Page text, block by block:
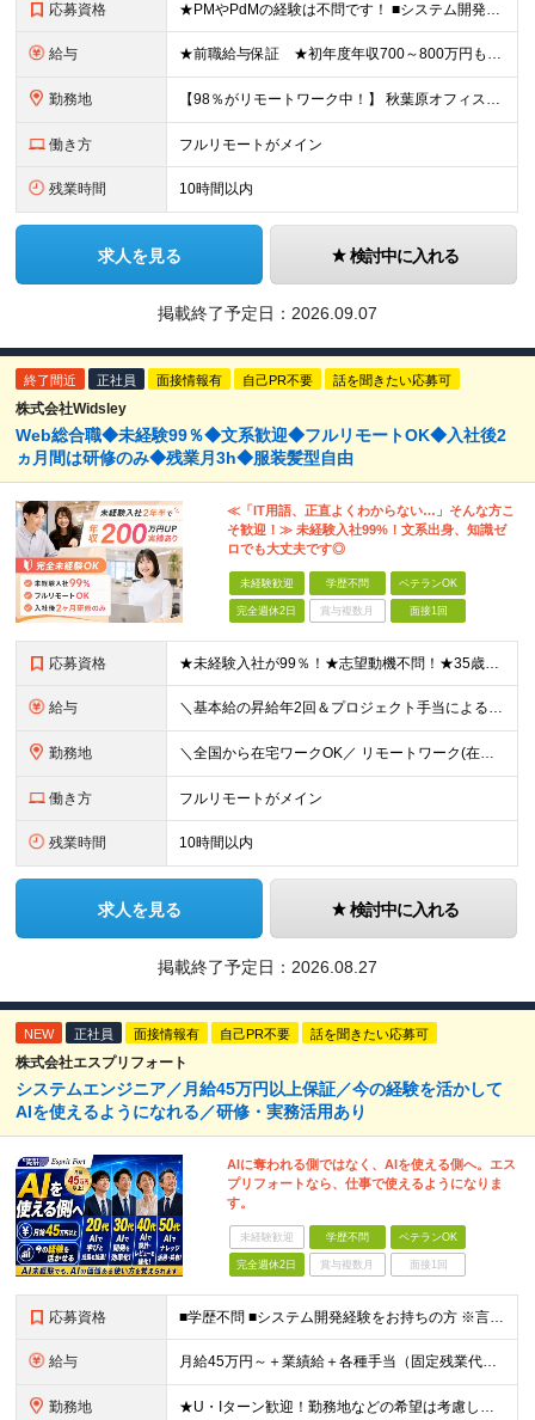
応募資格 ★PMやPdMの経験は不問です！ ■システム開発においてリーダーなどマネジメント経験をお持ちの方 ■学歴不問 ≪こんな方はぜびご応募ください≫ □リーダー経験を活かしてステップアップしたい □管理
給与 ★前職給与保証 ★初年度年収700～800万円も可能 月給50万円～90万円＋賞与年2回＋各種手当 ◎スキルや経験などを考慮。前職から給与アップをお約束します！ ◎上記月給には固定残業代30時間分
勤務地 【98％がリモートワーク中！】 秋葉原オフィス、または福岡オフィス ※転勤はありません ＜本社＞ 東京都台東区台東4-14-7 日警東京ビル5F ＜福岡営業所＞ 福岡県福岡市博多区博多駅前1-2
働き方 フルリモートがメイン
残業時間 10時間以内
求人を見る 検討中に入れる
掲載終了予定日： 2026.09.07
終了間近 正社員 面接情報有 自己PR不要 話を聞きたい応募可
株式会社Widsley
Web総合職◆未経験99％◆文系歓迎◆フルリモートOK◆入社後2
ヵ月間は研修のみ◆残業月3h◆服装髪型自由
≪「IT用語、正直よくわからない…」そんな方こ
そ歓迎！≫ 未経験入社99%！文系出身、知識ゼ
ロでも大丈夫です◎
未経験歓迎 学歴不問 ベテランOK
完全週休2日 賞与複数月 面接1回
応募資格 ★未経験入社が99％！★志望動機不問！★35歳以下（長期キャリア形成のため） ■職種・業界経験不問、第二新卒大歓迎！ ■学歴不問 ≪1つでも当てはまる方にピッタリです≫ ★ChatGPTやAIなど
給与 ＼基本給の昇給年2回＆プロジェクト手当による昇給年12回！！／ 【未経験者の場合】 月給26万円～50万円＋プロジェクト手当＋資格手当 ★スキルや経験を考慮の上、優遇します ★上記給与には固定残業
勤務地 ＼全国から在宅ワークOK／ リモートワーク(在宅勤務)or東京23区、大阪のお客様先での勤務 ★転勤はありません ★希望をもとに配属先を決定します ★リモートワーク率5割強 ★フルリモートの場合は通
働き方 フルリモートがメイン
残業時間 10時間以内
求人を見る 検討中に入れる
掲載終了予定日： 2026.08.27
NEW 正社員 面接情報有 自己PR不要 話を聞きたい応募可
株式会社エスプリフォート
システムエンジニア／月給45万円以上保証／今の経験を活かして
AIを使えるようになれる／研修・実務活用あり
AIに奪われる側ではなく、AIを使える側へ。エス
プリフォートなら、仕事で使えるようになりま
す。
未経験歓迎 学歴不問 ベテランOK
完全週休2日 賞与複数月 面接1回
応募資格 ■学歴不問 ■システム開発経験をお持ちの方 ※言語・工程・業界は問いません 開発経験者は月給45万円以上保証 「給与も、仕事のやりがいも大切にしたい」 「今の開発経験を活かして給与を上げたい」 「
給与 月給45万円～＋業績給＋各種手当（固定残業代含む） ※経験・実績に応じ、当社規定により優遇 ※固定残業代として、月36時間分／9万8775円～を含みます。 ※超過分は別途支給いたします。 ※残業代と
勤務地 ★U・Iターン歓迎！勤務地などの希望は考慮します ★転勤ナシ 【大阪本社】 大阪府大阪市西区江戸堀2-2-1 アズワン別館8F 【東京事業所】 東京都新宿区四谷4-6-10 ビクトリアセンタービル